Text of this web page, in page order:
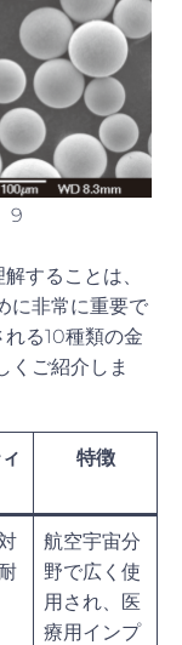
9
することは、
に非常に重要で
る10種類の金
くご紹介しま
特徴
航空宇宙分
野で広く使
用され、医
療用インプ